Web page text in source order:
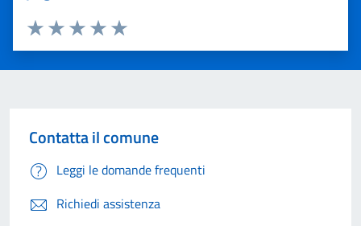
Valuta 5 stelle su 5
Valuta 4 stelle su 5
Valuta 3 stelle su 5
Valuta 2 stelle su 5
Valuta 1 stelle su 5
Contatta il comune
Leggi le domande frequenti
Richiedi assistenza